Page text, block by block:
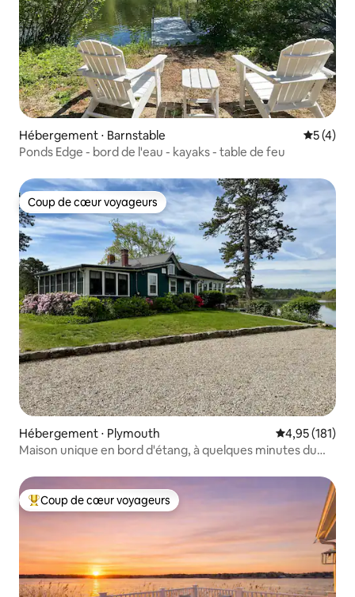
Hébergement ⋅ Barnstable
5 (4)
Ponds Edge - bord de l'eau - kayaks - table de feu
Coup de cœur voyageurs
Coup de cœur voyageurs
Hébergement ⋅ Plymouth Évaluation
4,95 (181)
Maison unique en bord d'étang, à quelques minutes du
Coups de cœur voyageurs les plus appréciés
Coup de cœur voyageurs